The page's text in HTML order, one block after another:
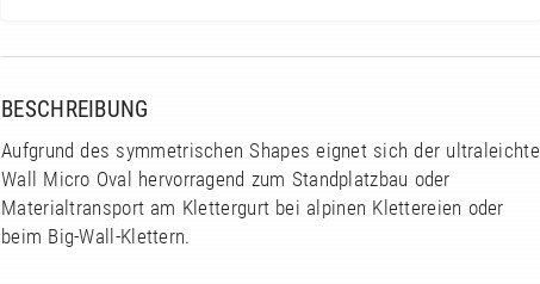
BESCHREIBUNG
Aufgrund des symmetrischen Shapes eignet sich der ultraleichte
Wall Micro Oval hervorragend zum Standplatzbau oder
Materialtransport am Klettergurt bei alpinen Klettereien oder
beim Big-Wall-Klettern.